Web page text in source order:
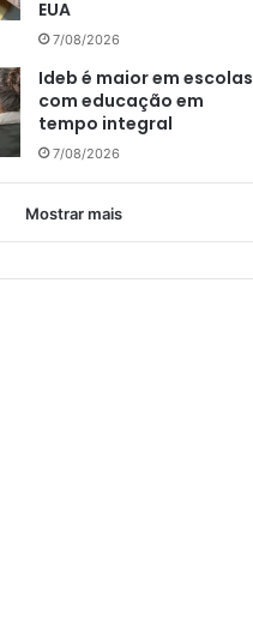
EUA
7/08/2026
Ideb é maior em escolas
com educação em
tempo integral
7/08/2026
Mostrar mais